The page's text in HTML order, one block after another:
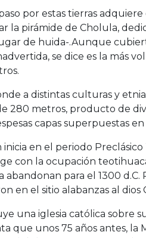
por estas tierras adquiere
la pirámide de Cholula,
de huida-.Aunque
se dice es la más
a distintas culturas y
metros, producto de
capas superpuestas
en el periodo Preclásico
con la ocupación
abandonan para el 1300
en el sitio alabanzas al
una iglesia católica sobre
que unos 75 años antes,